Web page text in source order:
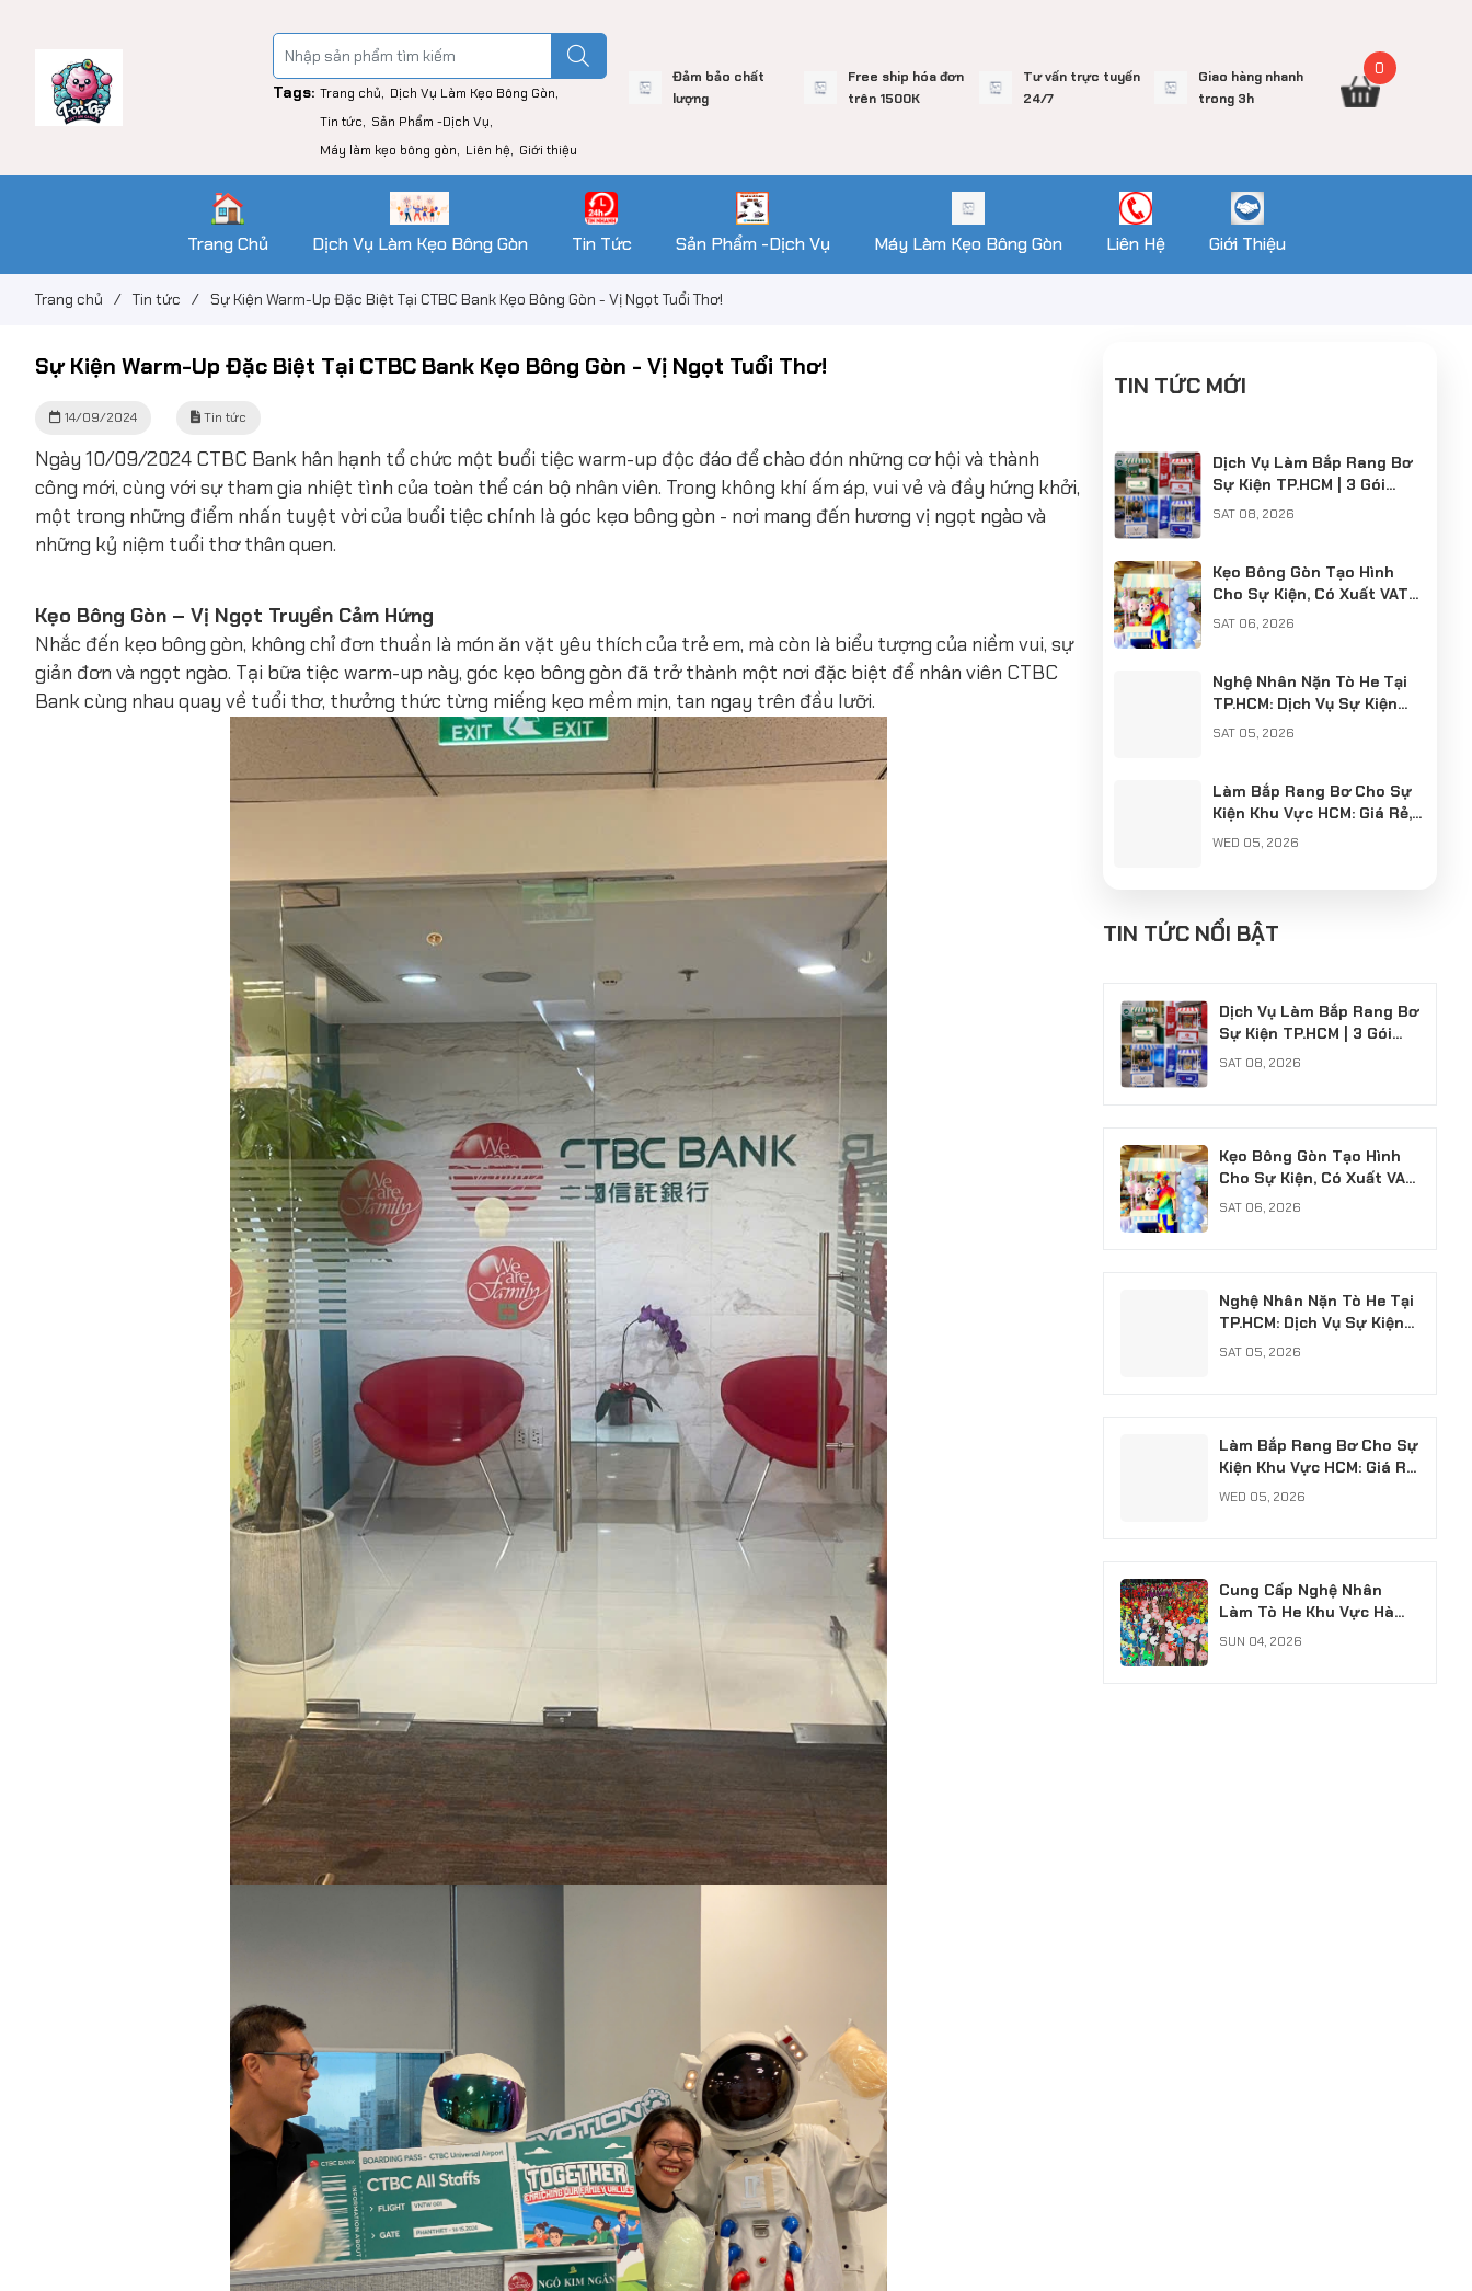
Tags: Trang chủ
Dịch Vụ Làm Kẹo Bông Gòn
Tin tức
Sản Phẩm -Dịch Vụ
Máy làm kẹo bông gòn
Liên hệ Giới thiệu
Đảm bảo chất
lượng
Free ship hóa đơn
trên 1500K
Tư vấn trực tuyến
24/7
Giao hàng nhanh
trong 3h
0
Trang Chủ Dịch Vụ Làm Kẹo Bông Gòn Tin Tức Sản Phẩm -Dịch Vụ Máy Làm Kẹo Bông Gòn Liên Hệ Giới Thiệu
Trang chủ / Tin tức / Sự Kiện Warm-Up Đặc Biệt Tại CTBC Bank Kẹo Bông Gòn - Vị Ngọt Tuổi Thơ!
Sự Kiện Warm-Up Đặc Biệt Tại CTBC Bank Kẹo Bông Gòn - Vị Ngọt Tuổi Thơ!
14/09/2024 Tin tức
Ngày 10/09/2024 CTBC Bank hân hạnh tổ chức một buổi tiệc warm-up độc đáo để chào đón những cơ hội và thành
công mới, cùng với sự tham gia nhiệt tình của toàn thể cán bộ nhân viên. Trong không khí ấm áp, vui vẻ và đầy hứng khởi,
một trong những điểm nhấn tuyệt vời của buổi tiệc chính là góc kẹo bông gòn - nơi mang đến hương vị ngọt ngào và
những kỷ niệm tuổi thơ thân quen.
Kẹo Bông Gòn – Vị Ngọt Truyền Cảm Hứng
Nhắc đến kẹo bông gòn, không chỉ đơn thuần là món ăn vặt yêu thích của trẻ em, mà còn là biểu tượng của niềm vui, sự
giản đơn và ngọt ngào. Tại bữa tiệc warm-up này, góc kẹo bông gòn đã trở thành một nơi đặc biệt để nhân viên CTBC
Bank cùng nhau quay về tuổi thơ, thưởng thức từng miếng kẹo mềm mịn, tan ngay trên đầu lưỡi.
TIN TỨC MỚI
Dịch Vụ Làm Bắp Rang Bơ
Sự Kiện TP.HCM | 3 Gói
Chuyên Nghiệp
SAT 08, 2026
Kẹo Bông Gòn Tạo Hình
Cho Sự Kiện, Có Xuất VAT
Chuyên Nghiệp
SAT 06, 2026
Nghệ Nhân Nặn Tò He Tại
TP.HCM: Dịch Vụ Sự Kiện
Chuyên Nghiệp, Có VAT
SAT 05, 2026
Làm Bắp Rang Bơ Cho Sự
Kiện Khu Vực HCM: Giá Rẻ,
Chuyên Nghiệp, Có Xuất
WED 05, 2026
Tò He Khu Vực Hà Nội: Giữ
Hồn Nét Việt Cho Sự Kiện
TIN TỨC NỔI BẬT
Dịch Vụ Làm Bắp Rang Bơ
Sự Kiện TP.HCM | 3 Gói
Chuyên Nghiệp
SAT 08, 2026
Kẹo Bông Gòn Tạo Hình
Cho Sự Kiện, Có Xuất VAT
Chuyên Nghiệp
SAT 06, 2026
Nghệ Nhân Nặn Tò He Tại
TP.HCM: Dịch Vụ Sự Kiện
Chuyên Nghiệp, Có VAT
SAT 05, 2026
Làm Bắp Rang Bơ Cho Sự
Kiện Khu Vực HCM: Giá Rẻ,
Chuyên Nghiệp, Có Xuất
WED 05, 2026
Cung Cấp Nghệ Nhân
Làm Tò He Khu Vực Hà
Nội: Giữ Hồn Nét Việt Cho
SUN 04, 2026